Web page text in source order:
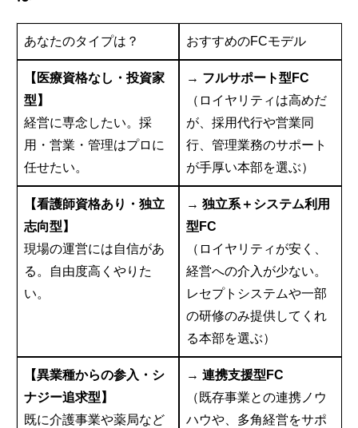
あなたのタイプは？ おすすめのFCモデル
【医療資格なし・投資家
型】
経営に専念したい。採
用・営業・管理はプロに
任せたい。
→ フルサポート型FC
（ロイヤリティは高めだ
が、採用代行や営業同
行、管理業務のサポート
が手厚い本部を選ぶ）
【看護師資格あり・独立
志向型】
現場の運営には自信があ
る。自由度高くやりた
い。
→ 独立系＋システム利用
型FC
（ロイヤリティが安く、
経営への介入が少ない。
レセプトシステムや一部
の研修のみ提供してくれ
る本部を選ぶ）
【異業種からの参入・シ
ナジー追求型】
既に介護事業や薬局など
→ 連携支援型FC
（既存事業との連携ノウ
ハウや、多角経営をサポ